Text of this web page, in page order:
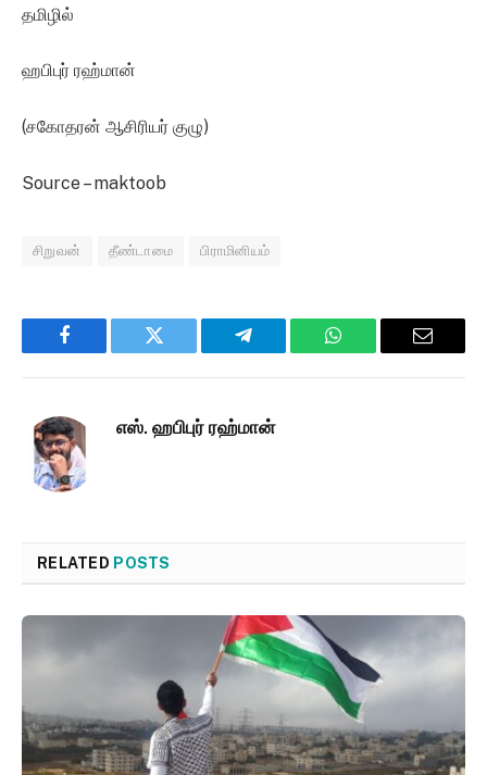
தமிழில்
ஹபிபுர் ரஹ்மான்
(சகோதரன் ஆசிரியர் குழு)
Source – maktoob
சிறுவன் தீண்டாமை பிராமினியம்
Facebook Twitter Telegram WhatsApp Email
எஸ். ஹபிபுர் ரஹ்மான்
RELATED POSTS